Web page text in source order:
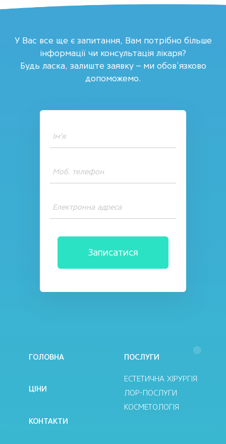
У Вас все ще є запитання, Вам потрібно більше
інформації чи консультація лікаря?
Будь ласка, залиште заявку – ми обов’язково
допоможемо.
ГОЛОВНА
ЦІНИ
КОНТАКТИ
ПОСЛУГИ
ЕСТЕТИЧНА ХІРУРГІЯ
ЛОР-ПОСЛУГИ
КОСМЕТОЛОГІЯ